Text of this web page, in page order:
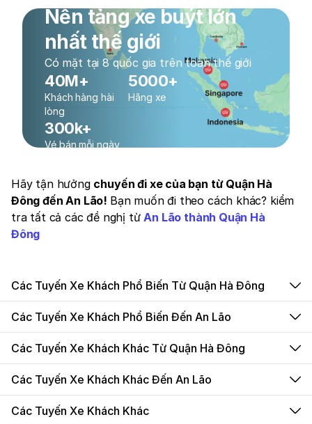
Nền tảng xe buýt lớn
nhất thế giới
Có mặt tại 8 quốc gia trên toàn thế giới
40M+
Khách hàng hài
lòng
5000+
Hãng xe
300k+
Vé bán mỗi ngày
Hãy tận hưởng chuyến đi xe của bạn từ Quận Hà
Đông đến An Lão! Bạn muốn đi theo cách khác? kiểm
tra tất cả các đề nghị từAn Lão thành Quận Hà
Đông
Các Tuyến Xe Khách Phổ Biến Từ Quận Hà Đông
Các Tuyến Xe Khách Phổ Biến Đến An Lão
Các Tuyến Xe Khách Khác Từ Quận Hà Đông
Các Tuyến Xe Khách Khác Đến An Lão
Các Tuyến Xe Khách Khác